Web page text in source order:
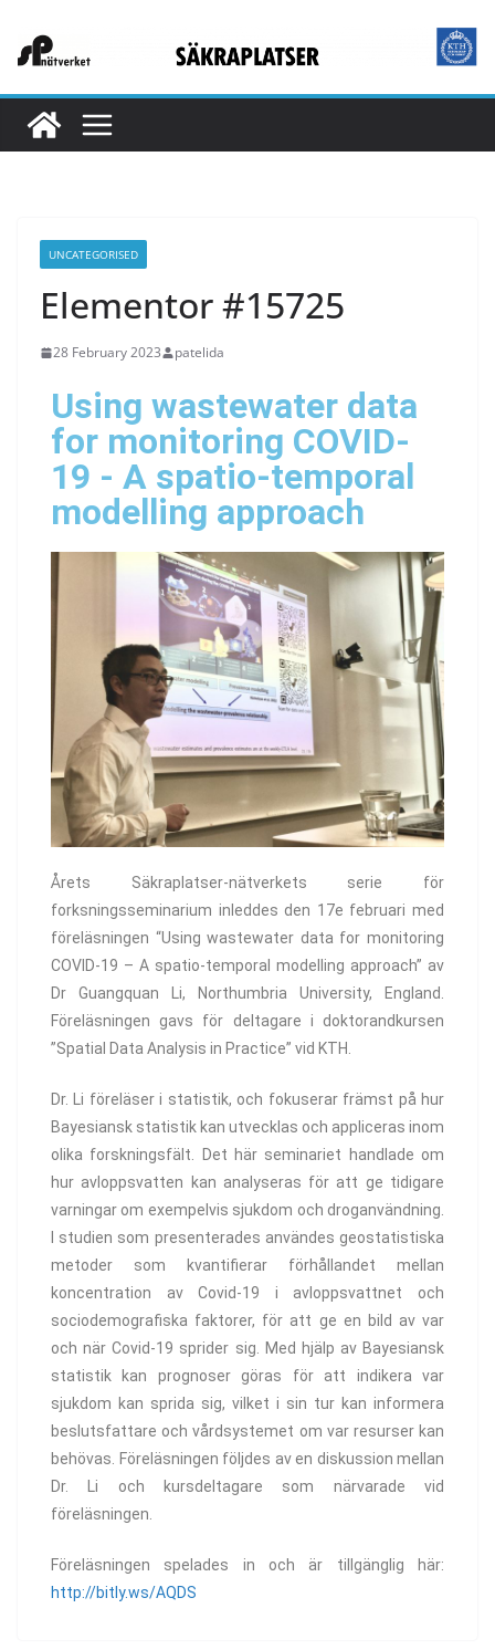
UNCATEGORISED
Elementor #15725
28 February 2023 patelida
Using wastewater data
for monitoring COVID-
19 - A spatio-temporal
modelling approach
Årets Säkraplatser-nätverkets serie för
forksningsseminarium inleddes den 17e februari med
föreläsningen “Using wastewater data for monitoring
COVID-19 – A spatio-temporal modelling approach” av
Dr Guangquan Li, Northumbria University, England.
Föreläsningen gavs för deltagare i doktorandkursen
”Spatial Data Analysis in Practice” vid KTH.
Dr. Li föreläser i statistik, och fokuserar främst på hur
Bayesiansk statistik kan utvecklas och appliceras inom
olika forskningsfält. Det här seminariet handlade om
hur avloppsvatten kan analyseras för att ge tidigare
varningar om exempelvis sjukdom och droganvändning.
I studien som presenterades användes geostatistiska
metoder som kvantifierar förhållandet mellan
koncentration av Covid-19 i avloppsvattnet och
sociodemografiska faktorer, för att ge en bild av var
och när Covid-19 sprider sig. Med hjälp av Bayesiansk
statistik kan prognoser göras för att indikera var
sjukdom kan sprida sig, vilket i sin tur kan informera
beslutsfattare och vårdsystemet om var resurser kan
behövas. Föreläsningen följdes av en diskussion mellan
Dr. Li och kursdeltagare som närvarade vid
föreläsningen.
Föreläsningen spelades in och är tillgänglig här:
http://bitly.ws/AQDS